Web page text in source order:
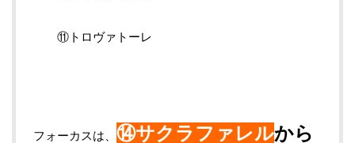
⑪トロヴァトーレ
フォーカスは、 ⑭サクラファレルから